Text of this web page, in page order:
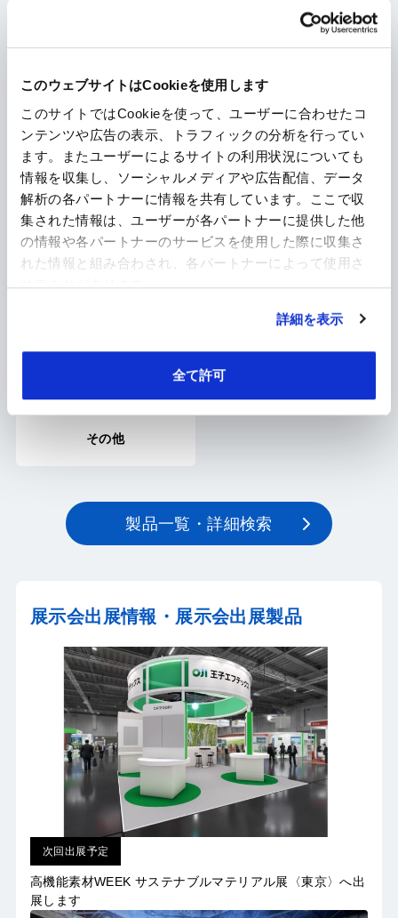
このウェブサイトはCookieを使用します
このサイトではCookieを使って、ユーザーに合わせたコ
ンテンツや広告の表示、トラフィックの分析を行ってい
ます。またユーザーによるサイトの利用状況についても
情報を収集し、ソーシャルメディアや広告配信、データ
解析の各パートナーに情報を共有しています。ここで収
集された情報は、ユーザーが各パートナーに提供した他
の情報や各パートナーのサービスを使用した際に収集さ
れた情報と組み合わされ、各パートナーによって使用さ
れることがあります。
詳細を表示
全て許可
食品対応 メディカル関連
電気・電子材料 産業機能資材
農業
フィルム製品
その他
製品一覧・詳細検索
展示会出展情報・展示会出展製品
次回出展予定
高機能素材WEEK サステナブルマテリアル展〈東京〉へ出
展します